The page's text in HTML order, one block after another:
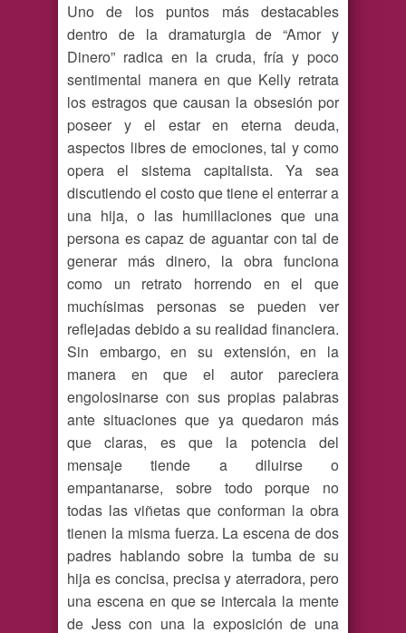
Uno de los puntos más destacables
dentro de la dramaturgia de “Amor y
Dinero” radica en la cruda, fría y poco
sentimental manera en que Kelly retrata
los estragos que causan la obsesión por
poseer y el estar en eterna deuda,
aspectos libres de emociones, tal y como
opera el sistema capitalista. Ya sea
discutiendo el costo que tiene el enterrar a
una hija, o las humillaciones que una
persona es capaz de aguantar con tal de
generar más dinero, la obra funciona
como un retrato horrendo en el que
muchísimas personas se pueden ver
reflejadas debido a su realidad financiera.
Sin embargo, en su extensión, en la
manera en que el autor pareciera
engolosinarse con sus propias palabras
ante situaciones que ya quedaron más
que claras, es que la potencia del
mensaje tiende a diluirse o
empantanarse, sobre todo porque no
todas las viñetas que conforman la obra
tienen la misma fuerza. La escena de dos
padres hablando sobre la tumba de su
hija es concisa, precisa y aterradora, pero
una escena en que se intercala la mente
de Jess con una la exposición de una